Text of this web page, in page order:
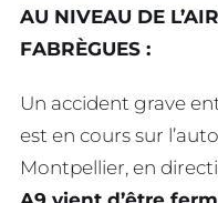
AU NIVEAU DE
FABRÈGUES :
Un accident grave
est en cours sur
Montpellier, en